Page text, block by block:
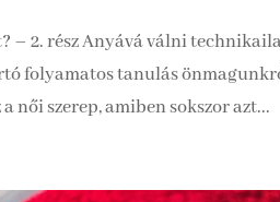
– 2. rész Anyává válni
folyamatos tanulás
női szerep, amiben sokszor azt...